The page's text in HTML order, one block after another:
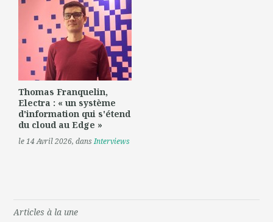
Thomas Franquelin,
Electra : « un système
d'information qui s'étend
du cloud au Edge »
le 14 Avril 2026, dansInterviews
Articles à la une